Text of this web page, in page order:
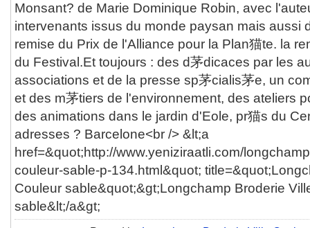
Monsant? de Marie Dominique Robin, avec
intervenants issus du monde paysan mais aussi
remise du Prix de l'Alliance pour la Plan猫te. la
du Festival.Et toujours : des d茅dicaces par les
associations et de la presse sp茅cialis茅e, un
et des m茅tiers de l'environnement, des ateliers
des animations dans le jardin d'Eole, pr猫s du
adresses ? Barcelone<br /> &lt;a
href=&quot;http://www.yeniziraatli.com/
couleur-sable-p-134.html&quot;
Couleur sable&quot;&gt;Longchamp Broderie
sable&lt;/a&gt;